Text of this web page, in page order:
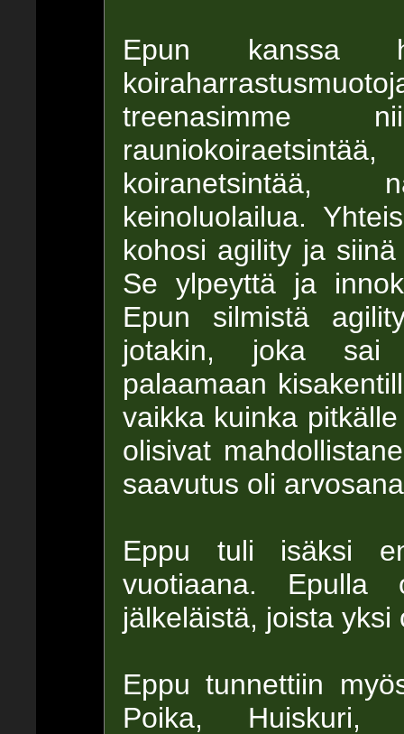
Epun kanssa
treenasimme
koiranetsintää,
keinoluolailua.
kohosi agility ja
Se ylpeyttä ja
Epun silmistä
jotakin, joka sai
palaamaan
vaikka kuinka
olisivat
saavutus oli
Eppu tuli isäksi
vuotiaana.
jälkeläistä, joista
Eppu tunnettiin
Poika, Huiskuri,